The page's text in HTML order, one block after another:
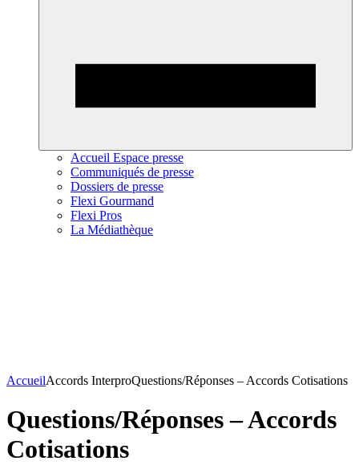
Accueil Espace presse
Communiqués de presse
Dossiers de presse
Flexi Gourmand
Flexi Pros
La Médiathèque
AccueilAccords InterproQuestions/Réponses – Accords Cotisations
Questions/Réponses – Accords
Cotisations